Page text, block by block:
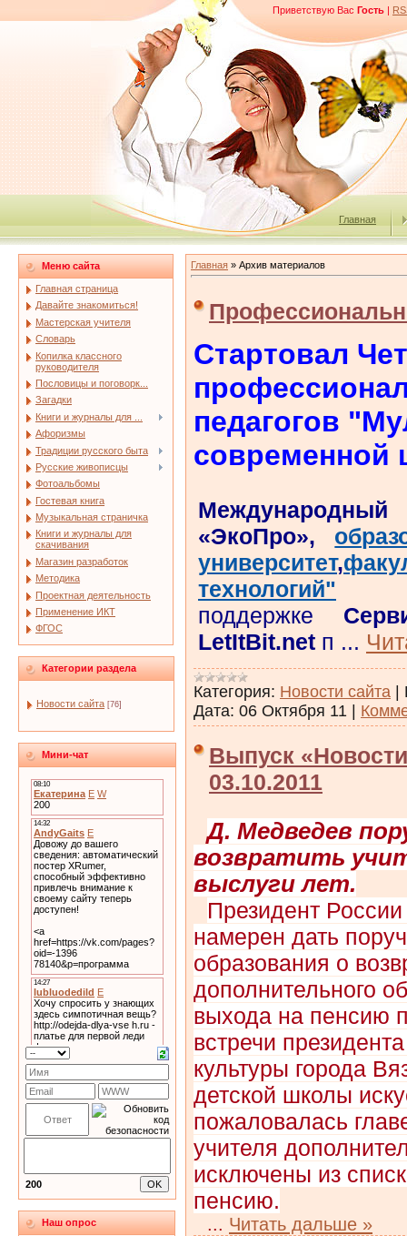
Приветствую Вас Гость |
Главная
Меню сайта
Главная страница
Давайте знакомиться!
Мастерская учителя
Словарь
Копилка классного
руководителя
Пословицы и поговорк...
Загадки
Книги и журналы для ...
Афоризмы
Традиции русского быта
Русские живописцы
Фотоальбомы
Гостевая книга
Музыкальная страничка
Книги и журналы для
скачивания
Магазин разработок
Методика
Проектная деятельность
Применение ИКТ
ФГОС
Категории раздела
Новости сайта [76]
Мини-чат
200
Наш опрос
Главная » Архив материалов
Стартовал
педагогов
современной
«ЭкоПро»,
университет,
технологий"
поддержке
LetItBit.net п ...
Категория: Новости сайта
Дата: 06 Октября 11
Выпуск
03.10.2011
Д. Медведев
возвратить
выслуги лет.
Президент
намерен дать
образования о
дополнительного
выхода на пенсию
встречи
культуры города
детской школы
пожаловалась
учителя
исключены из
пенсию.
... Читать дальше »